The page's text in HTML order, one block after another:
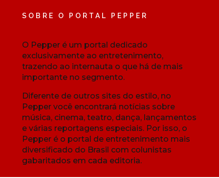
SOBRE O PORTAL PEPPER
O Pepper é um portal dedicado
exclusivamente ao entretenimento,
trazendo ao internauta o que há de mais
importante no segmento.
Diferente de outros sites do estilo, no
Pepper você encontrará notícias sobre
música, cinema, teatro, dança, lançamentos
e várias reportagens especiais. Por isso, o
Pepper é o portal de entretenimento mais
diversificado do Brasil com colunistas
gabaritados em cada editoria.